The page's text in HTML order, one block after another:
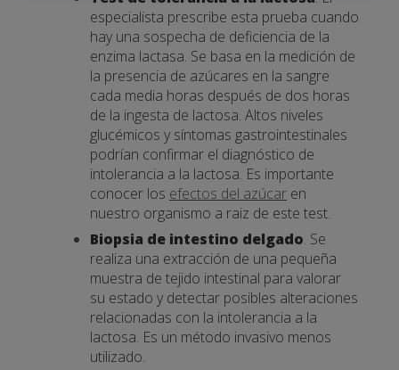
especialista prescribe esta prueba cuando
hay una sospecha de deficiencia de la
enzima lactasa. Se basa en la medición de
la presencia de azúcares en la sangre
cada media horas después de dos horas
de la ingesta de lactosa. Altos niveles
glucémicos y síntomas gastrointestinales
podrían confirmar el diagnóstico de
intolerancia a la lactosa. Es importante
conocer los efectos del azúcar en
nuestro organismo a raiz de este test.
Biopsia de intestino delgado. Se
realiza una extracción de una pequeña
muestra de tejido intestinal para valorar
su estado y detectar posibles alteraciones
relacionadas con la intolerancia a la
lactosa. Es un método invasivo menos
utilizado.